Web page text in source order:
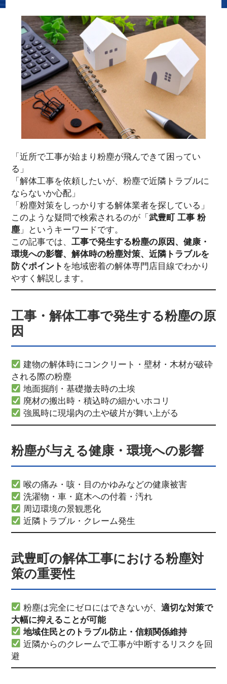
「近所で工事が始まり粉塵が飛んできて困ってい
る」
「解体工事を依頼したいが、粉塵で近隣トラブルに
ならないか心配」
「粉塵対策をしっかりする解体業者を探している」
このような疑問で検索されるのが「武豊町 工事 粉
塵」というキーワードです。
この記事では、 工事で発生する粉塵の原因、健康・
環境への影響、解体時の粉塵対策、近隣トラブルを
防ぐポイント を地域密着の解体専門店目線でわかり
やすく解説します。
工事・解体工事で発生する粉塵の原
因
建物の解体時にコンクリート・壁材・木材が破砕
される際の粉塵
地面掘削・基礎撤去時の土埃
廃材の搬出時・積込時の細かいホコリ
強風時に現場内の土や破片が舞い上がる
粉塵が与える健康・環境への影響
喉の痛み・咳・目のかゆみなどの健康被害
洗濯物・車・庭木への付着・汚れ
周辺環境の景観悪化
近隣トラブル・クレーム発生
武豊町の解体工事における粉塵対
策の重要性
粉塵は完全にゼロにはできないが、適切な対策で
大幅に抑えることが可能
地域住民とのトラブル防止・信頼関係維持
近隣からのクレームで工事が中断するリスクを回
避